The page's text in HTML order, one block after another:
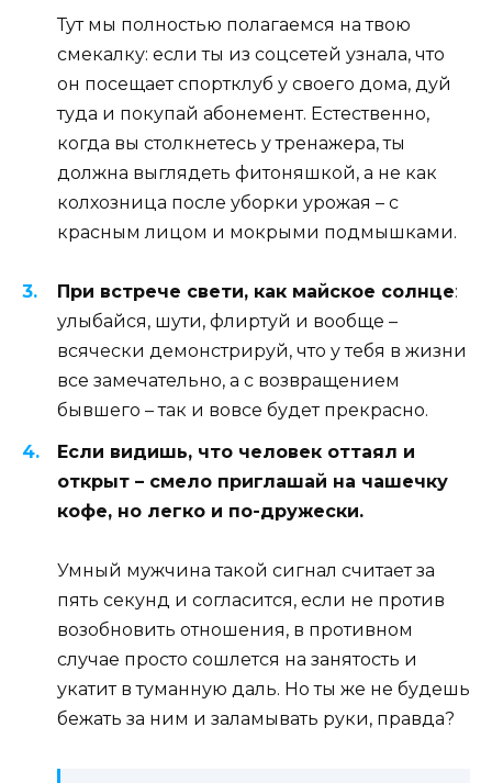
Тут мы полностью полагаемся на твою
смекалку: если ты из соцсетей узнала, что
он посещает спортклуб у своего дома, дуй
туда и покупай абонемент. Естественно,
когда вы столкнетесь у тренажера, ты
должна выглядеть фитоняшкой, а не как
колхозница после уборки урожая – с
красным лицом и мокрыми подмышками.
При встрече свети, как майское солнце:
улыбайся, шути, флиртуй и вообще –
всячески демонстрируй, что у тебя в жизни
все замечательно, а с возвращением
бывшего – так и вовсе будет прекрасно.
Если видишь, что человек оттаял и
открыт – смело приглашай на чашечку
кофе, но легко и по-дружески.
Умный мужчина такой сигнал считает за
пять секунд и согласится, если не против
возобновить отношения, в противном
случае просто сошлется на занятость и
укатит в туманную даль. Но ты же не будешь
бежать за ним и заламывать руки, правда?